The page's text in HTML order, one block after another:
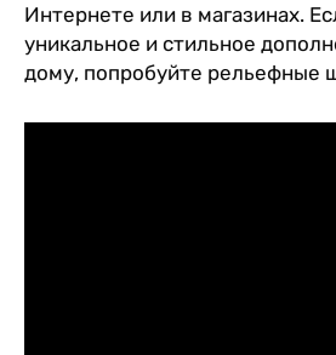
Интернете или в магазинах.
уникальное и стильное
дому, попробуйте рельефные